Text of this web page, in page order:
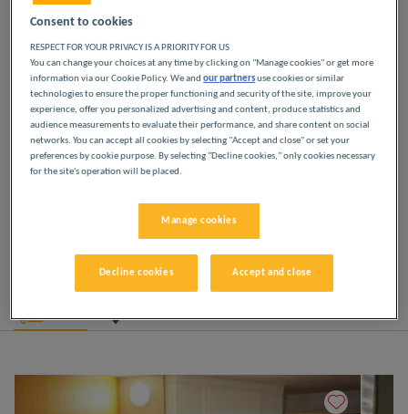
la région à votre tour, notre hôtel pas cher à Saumur est le
aux personnes à mobilité réduite, et disposant d’une salle de
bain privative, d’un coin bureau, d’une connexion wifi gratuite
et illimitée et d’une télévision à écran plat avec TNT. Le matin,
dégustez un petit-déjeuner copieux dans la salle de restaurant.
D’autr
NOS HÔTELS À SAUMUR
À PETITS PRIX
Laissez-vous tenter par nos hôtels Première Classe
l’expérience Première Classe : des hôtels
économiques, simples et confortables. Des espaces
bonne nuit à petit prix.
Consent to cookies
RESPECT FOR YOUR PRIVACY IS A PRIORITY FOR US
You can change your choices at any time by clicking on "Manage cookies" or get more
information via our Cookie Policy. We andour partnersuse cookies or similar
technologies to ensure the proper functioning and security of the site, improve your
experience, offer you personalized advertising and content, produce statistics and
audience measurements to evaluate their performance, and share content on social
networks. You can accept all cookies by selecting "Accept and close" or set your
preferences by cookie purpose. By selecting "Decline cookies," only cookies necessary
for the site's operation will be placed.
Manage cookies
Decline cookies Accept and close